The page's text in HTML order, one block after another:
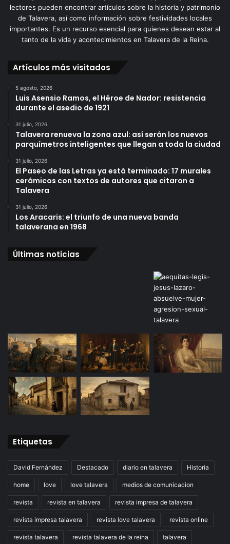
lectores pueden encontrar artículos sobre la historia y patrimonio
de Talavera, así como información sobre festividades locales
importantes. Es un recurso esencial para quienes desean estar al
tanto de la vida y acontecimientos en Talavera de la Reina.
Artículos más visitados
5 agosto, 2026
Luis Asensio Ramos, el Héroe de Nador: resistencia
durante el asedio de 1921
31 julio, 2026
Talavera renueva la zona azul: así serán los nuevos
parquímetros inteligentes que llegan a toda la ciudad
31 julio, 2026
El Paseo de las Letras ya está terminado: 17 murales
cerámicos con textos de autores que citaron a
Talavera
31 julio, 2026
Los Aracaris: el triunfo de una nueva banda
talaverana en 1968
Últimas noticias
Etiquetas
David Fernández Destacado diario en talavera Historia
home love love talavera medios de comunicacion
revista revista en talavera revista impresa de talavera
revista impresa talavera revista love talavera revista online
revista talavera revista talavera de la reina talavera